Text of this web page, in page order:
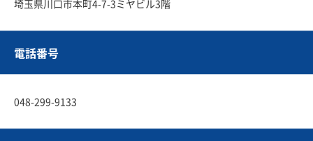
埼玉県川口市本町4-7-3ミヤビル3階
電話番号
048-299-9133